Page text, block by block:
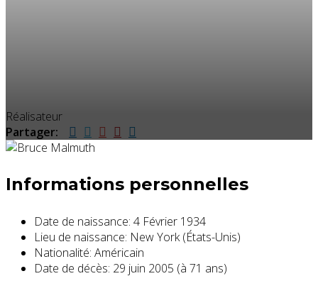
Réalisateur
Partager:
Informations personnelles
Date de naissance: 4 Février 1934
Lieu de naissance: New York (États-Unis)
Nationalité: Américain
Date de décès: 29 juin 2005 (à 71 ans)